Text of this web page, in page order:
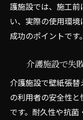
護施設では、施工
い、実際の使用環
成功のポイントです。
介護施設で失
介護施設で壁紙張
の利用者の安全性
です。耐久性や抗